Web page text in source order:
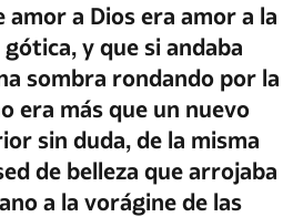
amor a Dios era amor a la
y que si andaba
sombra rondando por la
era más que un nuevo
sin duda, de la misma
de belleza que arrojaba
a la vorágine de las